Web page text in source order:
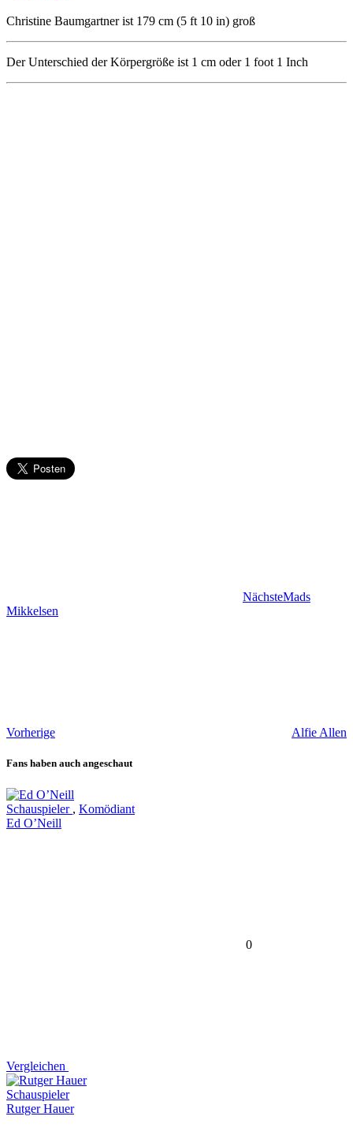
Christine Baumgartner ist 179 cm (5 ft 10 in) groß
Der Unterschied der Körpergröße ist 1 cm oder 1 foot 1 Inch
NächsteMads
Mikkelsen
Vorherige Alfie Allen
Fans haben auch angeschaut
Schauspieler , Komödiant
Ed O’Neill
0
Vergleichen
Schauspieler
Rutger Hauer